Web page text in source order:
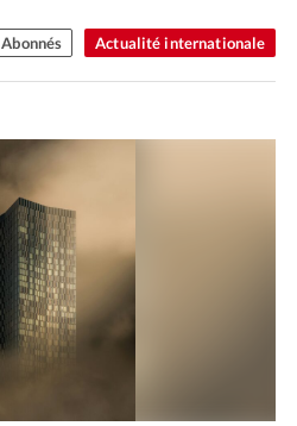
Actualité internationale
Abonnés